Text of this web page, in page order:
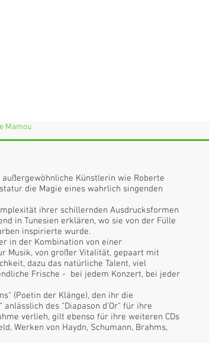
Mamou
Künstlerin wie Roberte
die Magie eines wahrlich singenden
ihrer schillernden Ausdrucksformen
in Tunesien erklären, wo sie von der Fülle
inspirierte wurde.
in der Kombination von einer
Musik, von großer Vitalität, gepaart mit
dazu das natürliche Talent, viel
Frische - bei jedem Konzert, bei jeder
(Poetin der Klänge), den ihr die
anlässlich des "Diapason d'Or" für ihre
verlieh, gilt ebenso für ihre weiteren CDs
Werken von Haydn, Schumann, Brahms,